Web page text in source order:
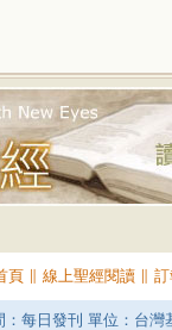
頁∥ 線上聖經閱讀∥
每日發刊 單位：台灣